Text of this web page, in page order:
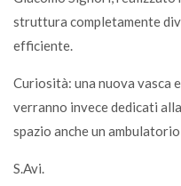
struttura completamente
efficiente.
Curiosità: una nuova vasca
verranno invece dedicati
spazio anche un
S.Avi.